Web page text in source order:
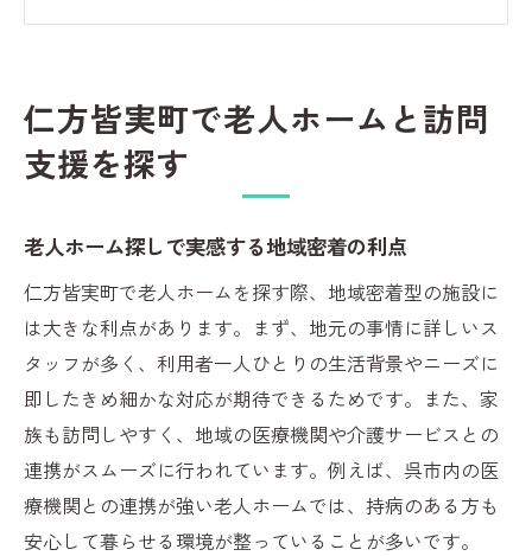
老人ホーム選びで大切な安心のポイント
老人ホーム選びで外せない安心の基準とは
特別養護老人ホームのメリットを徹底解説
入居前に確認したい老人ホームの設備と環
境
障害者支援施設との違いと併用の考え方
訪問サポートの利点を実感できる暮らし
訪問サポートで叶う老人ホーム並みの安心
感
自宅で受けられる介護支援の具体的な利点
老人ホームと訪問サポートの併用事例紹介
仁方皆実町で老人ホームと訪問
支援を探す
老人ホーム探しで実感する地域密着の利点
仁方皆実町で老人ホームを探す際、地域密着型の施設に
は大きな利点があります。まず、地元の事情に詳しいス
タッフが多く、利用者一人ひとりの生活背景やニーズに
即したきめ細かな対応が期待できるためです。また、家
族も訪問しやすく、地域の医療機関や介護サービスとの
連携がスムーズに行われています。例えば、呉市内の医
療機関との連携が強い老人ホームでは、持病のある方も
安心して暮らせる環境が整っていることが多いです。